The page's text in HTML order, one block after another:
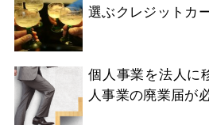
選ぶクレジットカ
個人事業を法人に
人事業の廃業届が